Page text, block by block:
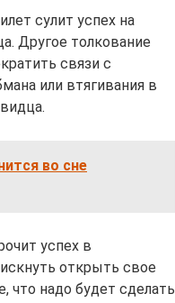
сулит успех на
Другое толкование
связи с
или втягивания в
во сне
успех в
открыть свое
что надо будет сделать